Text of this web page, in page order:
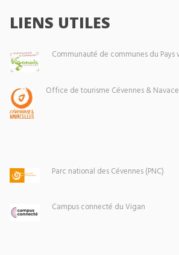
LIENS UTILES
Communauté de communes du Pays
Office de tourisme Cévennes &
Parc national des Cévennes (PNC)
Campus connecté du Vigan